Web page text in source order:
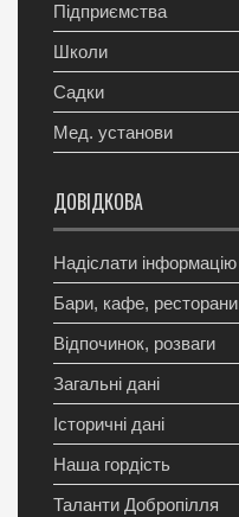
Підприємства
Школи
Садки
Мед. установи
ДОВІДКОВА
Надіслати інформацію
Бари, кафе, ресторани
Відпочинок, розваги
Загальні дані
Історичні дані
Наша гордість
Таланти Добропілля